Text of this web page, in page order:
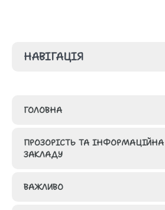
НАВІГАЦІЯ
ГОЛОВНА
ПРОЗОРІСТЬ ТА ІНФОРМАЦІЙНА
ЗАКЛАДУ
ГРУПИ
ВАЖЛИВО